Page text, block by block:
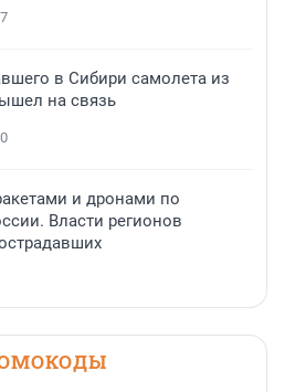
в Сибири самолета из
на связь
и дронами по
Власти регионов